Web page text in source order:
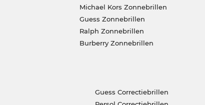
Michael Kors Zonnebrillen
Guess Zonnebrillen
Ralph Zonnebrillen
Burberry Zonnebrillen
Guess Correctiebrillen